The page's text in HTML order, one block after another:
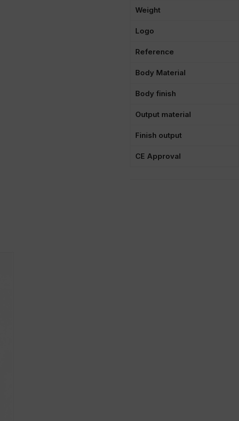
Weight
Logo
Reference
Body Material
Body finish
Output material
Finish output
CE Approval